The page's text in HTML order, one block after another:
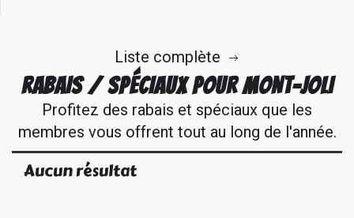
Liste complète
RABAIS / SPÉCIAUX POUR MONT-JOLI
Profitez des rabais et spéciaux que les
membres vous offrent tout au long de l'année.
Aucun résultat